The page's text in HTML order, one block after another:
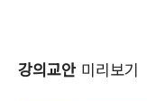
강의교안 미리보기